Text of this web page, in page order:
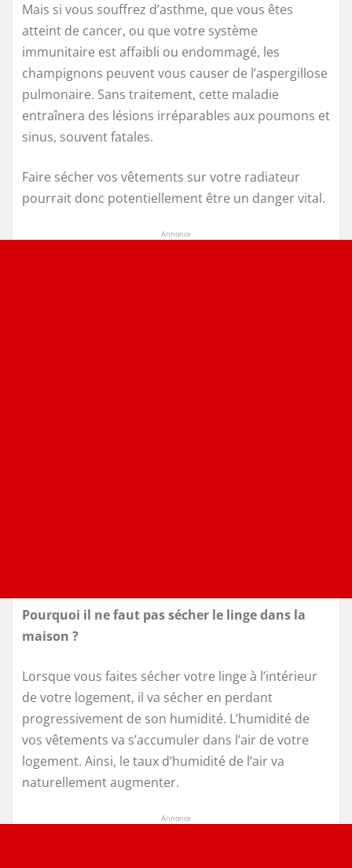
Mais si vous souffrez d’asthme, que vous êtes
atteint de cancer, ou que votre système
immunitaire est affaibli ou endommagé, les
champignons peuvent vous causer de l’aspergillose
pulmonaire. Sans traitement, cette maladie
entraînera des lésions irréparables aux poumons et
sinus, souvent fatales.
Faire sécher vos vêtements sur votre radiateur
pourrait donc potentiellement être un danger vital.
Annonce
Pourquoi il ne faut pas sécher le linge dans la
maison ?
Lorsque vous faites sécher votre linge à l’intérieur
de votre logement, il va sécher en perdant
progressivement de son humidité. L’humidité de
vos vêtements va s’accumuler dans l’air de votre
logement. Ainsi, le taux d’humidité de l’air va
naturellement augmenter.
Annonce